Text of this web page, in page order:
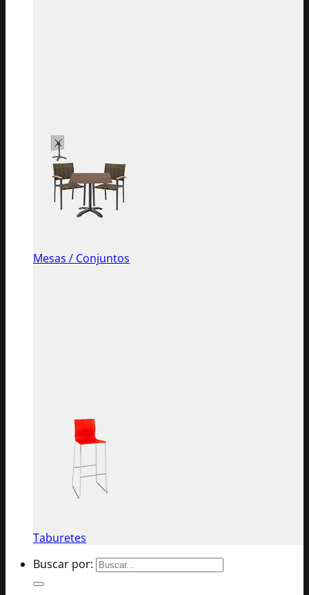
Mesas / Conjuntos
Taburetes
Buscar por: